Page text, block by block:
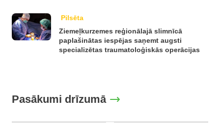
Pilsēta
Ziemeļkurzemes reģionālajā slimnīcā
paplašinātas iespējas saņemt augsti
specializētas traumatoloģiskās operācijas
Pasākumi drīzumā